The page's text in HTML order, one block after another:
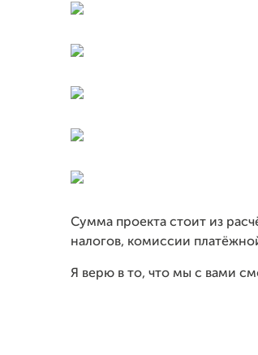
Сумма проекта стоит из
налогов, комиссии
Я верю в то, что мы с вами